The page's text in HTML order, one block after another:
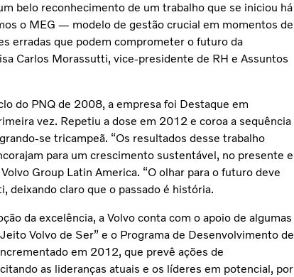
belo reconhecimento de um trabalho que se iniciou há
o MEG — modelo de gestão crucial em momentos de
erradas que podem comprometer o futuro da
Carlos Morassutti, vice-presidente de RH e Assuntos
do PNQ de 2008, a empresa foi Destaque em
vez. Repetiu a dose em 2012 e coroa a sequência
se tricampeã. “Os resultados desse trabalho
para um crescimento sustentável, no presente e
Group Latin America. “O olhar para o futuro deve
deixando claro que o passado é história.
da excelência, a Volvo conta com o apoio de algumas
Volvo de Ser” e o Programa de Desenvolvimento de
em 2012, que prevê ações de
as lideranças atuais e os líderes em potencial, por